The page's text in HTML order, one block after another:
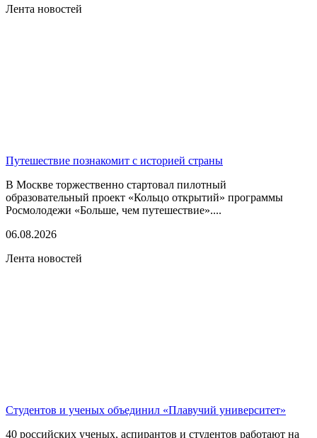
Лента новостей
Путешествие познакомит с историей страны
В Москве торжественно стартовал пилотный
образовательный проект «Кольцо открытий» программы
Росмолодежи «Больше, чем путешествие»....
06.08.2026
Лента новостей
Студентов и ученых объединил «Плавучий университет»
40 российских ученых, аспирантов и студентов работают на